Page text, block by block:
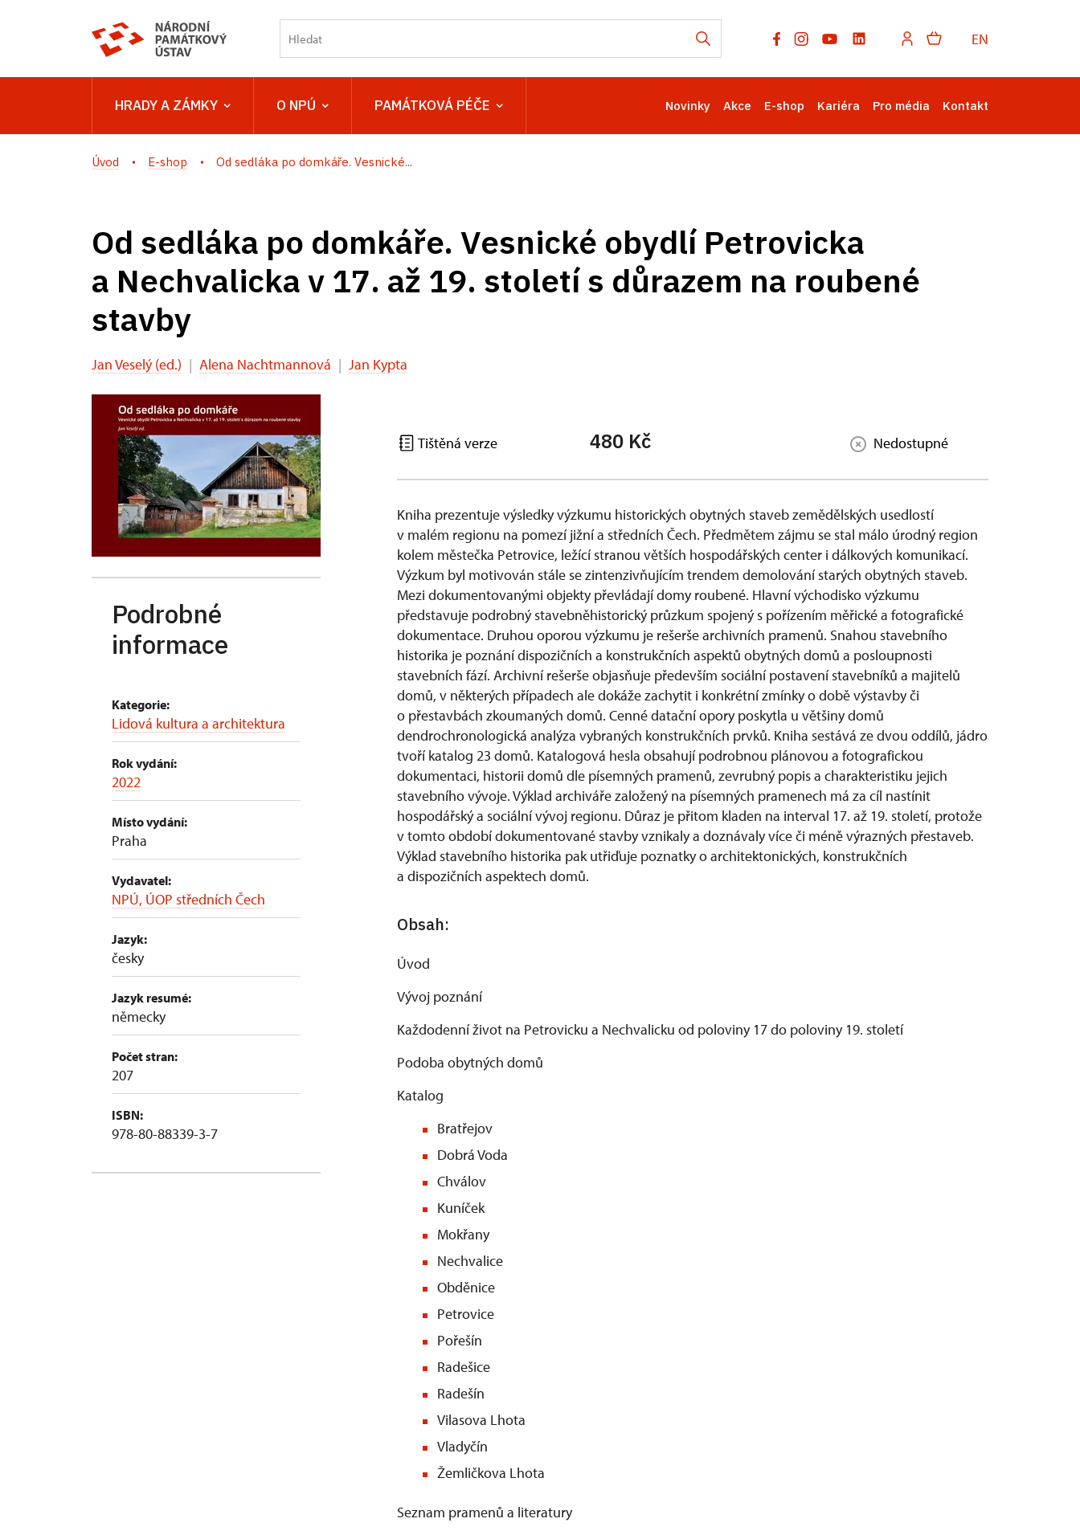
EN
HRADY A ZÁMKY O NPÚ PAMÁTKOVÁ PÉČE Novinky Akce E-shop Kariéra Pro média Kontakt
Úvod E-shop Od sedláka po domkáře. Vesnické...
Od sedláka po domkáře. Vesnické obydlí Petrovicka
a Nechvalicka v 17. až 19. století s důrazem na roubené
stavby
Jan Veselý (ed.) | Alena Nachtmannová | Jan Kypta
Podrobné
informace
Kategorie:
Lidová kultura a architektura
Rok vydání:
2022
Místo vydání:
Praha
Vydavatel:
NPÚ, ÚOP středních Čech
Jazyk:
česky
Jazyk resumé:
německy
Počet stran:
207
ISBN:
978-80-88339-3-7
Tištěná verze 480 Kč Nedostupné
Kniha prezentuje výsledky výzkumu historických obytných staveb zemědělských usedlostí
v malém regionu na pomezí jižní a středních Čech. Předmětem zájmu se stal málo úrodný region
kolem městečka Petrovice, ležící stranou větších hospodářských center i dálkových komunikací.
Výzkum byl motivován stále se zintenzivňujícím trendem demolování starých obytných staveb.
Mezi dokumentovanými objekty převládají domy roubené. Hlavní východisko výzkumu
představuje podrobný stavebněhistorický průzkum spojený s pořízením měřické a fotografické
dokumentace. Druhou oporou výzkumu je rešerše archivních pramenů. Snahou stavebního
historika je poznání dispozičních a konstrukčních aspektů obytných domů a posloupnosti
stavebních fází. Archivní rešerše objasňuje především sociální postavení stavebníků a majitelů
domů, v některých případech ale dokáže zachytit i konkrétní zmínky o době výstavby či
o přestavbách zkoumaných domů. Cenné datační opory poskytla u většiny domů
dendrochronologická analýza vybraných konstrukčních prvků. Kniha sestává ze dvou oddílů, jádro
tvoří katalog 23 domů. Katalogová hesla obsahují podrobnou plánovou a fotografickou
dokumentaci, historii domů dle písemných pramenů, zevrubný popis a charakteristiku jejich
stavebního vývoje. Výklad archiváře založený na písemných pramenech má za cíl nastínit
hospodářský a sociální vývoj regionu. Důraz je přitom kladen na interval 17. až 19. století, protože
v tomto období dokumentované stavby vznikaly a doznávaly více či méně výrazných přestaveb.
Výklad stavebního historika pak utřiďuje poznatky o architektonických, konstrukčních
a dispozičních aspektech domů.
Obsah:
Úvod
Vývoj poznání
Každodenní život na Petrovicku a Nechvalicku od poloviny 17 do poloviny 19. století
Podoba obytných domů
Katalog
Bratřejov
Dobrá Voda
Chválov
Kuníček
Mokřany
Nechvalice
Obděnice
Petrovice
Pořešín
Radešice
Radešín
Vilasova Lhota
Vladyčín
Žemličkova Lhota
Seznam pramenů a literatury